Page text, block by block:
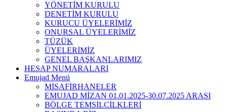
YÖNETİM KURULU
DENETİM KURULU
KURUCU ÜYELERİMİZ
ONURSAL ÜYELERİMİZ
TÜZÜK
ÜYELERİMİZ
GENEL BAŞKANLARIMIZ
HESAP NUMARALARI
Emujad Menü
MİSAFİRHANELER
EMUJAD MİZAN 01.01.2025-30.07.2025 ARASI
BÖLGE TEMSİLCİLKLERİ